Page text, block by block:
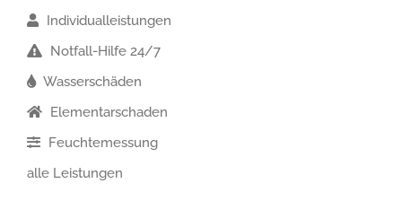
Individualleistungen
Notfall-Hilfe 24/7
Wasserschäden
Elementarschaden
Feuchtemessung
alle Leistungen